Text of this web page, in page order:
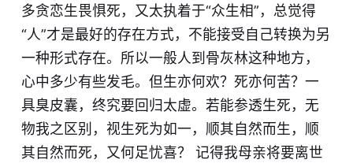
多贪恋生畏惧死，又太执着于“众生相”，总觉得
“人”才是最好的存在方式，不能接受自己转换为另
一种形式存在。所以一般人到骨灰林这种地方，
心中多少有些发毛。但生亦何欢？死亦何苦？一
具臭皮囊，终究要回归太虚。若能参透生死，无
物我之区别，视生死为如一，顺其自然而生，顺
其自然而死，又何足忧喜？ 记得我母亲将要离世